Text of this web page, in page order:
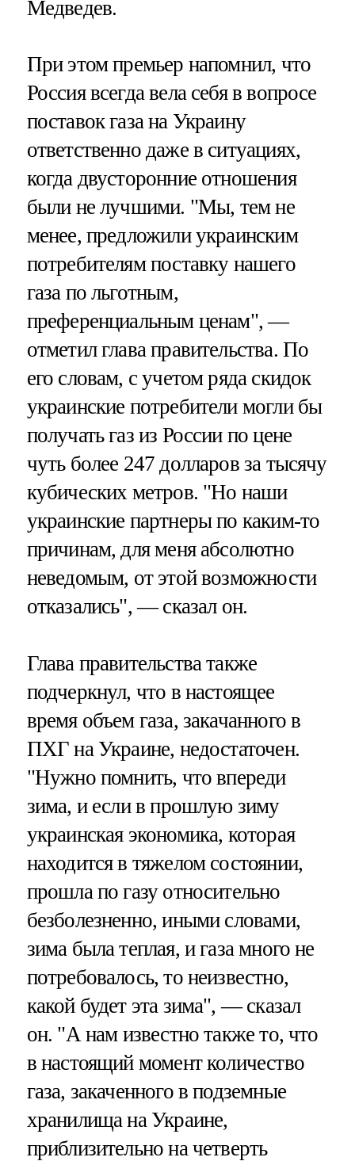
Медведев.
При этом премьер напомнил, что
Россия всегда вела себя в вопросе
поставок газа на Украину
ответственно даже в ситуациях,
когда двусторонние отношения
были не лучшими. "Мы, тем не
менее, предложили украинским
потребителям поставку нашего
газа по льготным,
преференциальным ценам", —
отметил глава правительства. По
его словам, с учетом ряда скидок
украинские потребители могли бы
получать газ из России по цене
чуть более 247 долларов за тысячу
кубических метров. "Но наши
украинские партнеры по каким-то
причинам, для меня абсолютно
неведомым, от этой возможности
отказались", — сказал он.
Глава правительства также
подчеркнул, что в настоящее
время объем газа, закачанного в
ПХГ на Украине, недостаточен.
"Нужно помнить, что впереди
зима, и если в прошлую зиму
украинская экономика, которая
находится в тяжелом состоянии,
прошла по газу относительно
безболезненно, иными словами,
зима была теплая, и газа много не
потребовалось, то неизвестно,
какой будет эта зима", — сказал
он. "А нам известно также то, что
в настоящий момент количество
газа, закаченного в подземные
хранилища на Украине,
приблизительно на четверть